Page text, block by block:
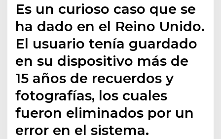
Es un curioso caso que se
ha dado en el Reino Unido.
El usuario tenía guardado
en su dispositivo más de
15 años de recuerdos y
fotografías, los cuales
fueron eliminados por un
error en el sistema.